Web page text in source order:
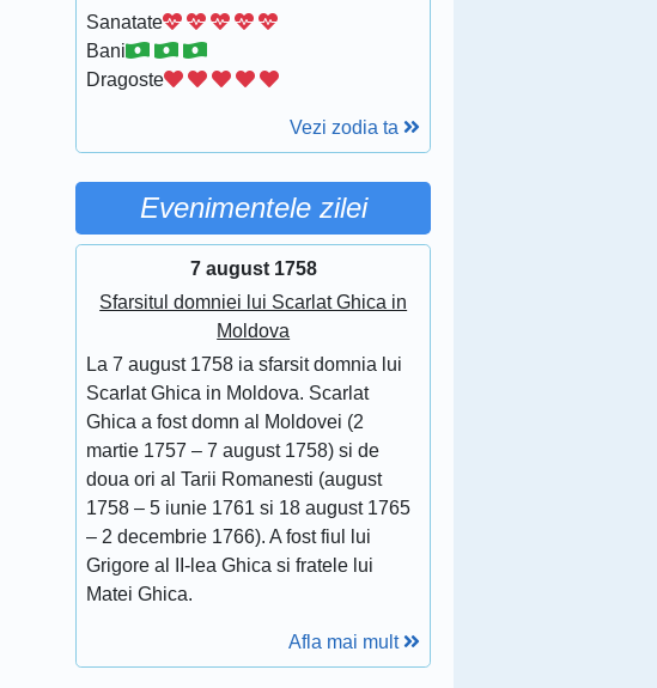
Sanatate
Bani
Dragoste
Vezi zodia ta
Evenimentele zilei
7 august 1758
Sfarsitul domniei lui Scarlat Ghica in
Moldova
La 7 august 1758 ia sfarsit domnia lui
Scarlat Ghica in Moldova. Scarlat
Ghica a fost domn al Moldovei (2
martie 1757 – 7 august 1758) si de
doua ori al Tarii Romanesti (august
1758 – 5 iunie 1761 si 18 august 1765
– 2 decembrie 1766). A fost fiul lui
Grigore al II-lea Ghica si fratele lui
Matei Ghica.
Afla mai mult